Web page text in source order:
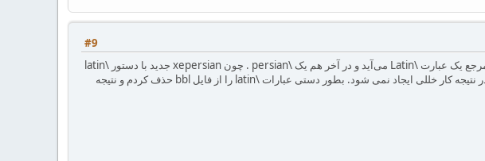
#9
هنگام کار با این بسته به یک مشکل برخورد کردم. در bbl که ساخته میشود قبل از هر مرجع یک عبارت \Latin می‌آید و در آخر هم یک \persian . چون xepersian جدید با دستور \latin
سازگار نیست یک سری خطا بصورت Undefined control sequence. میدهد. البته در نتیجه کار خللی ایجاد نمی شود. بطور دستی عبارات \latin را از فایل bbl حذف کردم و نتیجه